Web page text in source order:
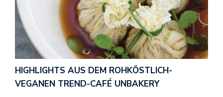
HIGHLIGHTS AUS DEM ROHKÖSTLICH-
VEGANEN TREND-CAFÉ UNBAKERY